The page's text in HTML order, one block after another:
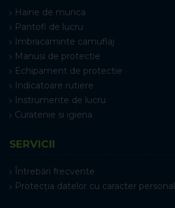
Haine de munca
Pantofi de lucru
Imbracaminte camuflaj
Manusi de protectie
Echipament de protectie
Indicatoare rutiere
Instrumente de lucru
Curatenie si igiena
SERVICII
Întrebări frecvente
Protecția datelor cu caracter personal